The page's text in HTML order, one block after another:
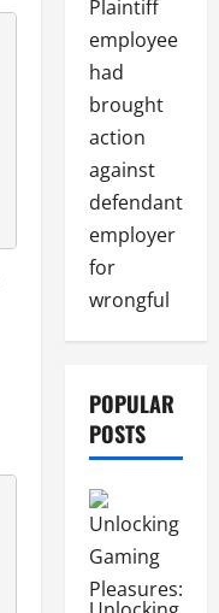
Plaintiff
employee
had
brought
action
against
defendant
employer
for
wrongful
POPULAR
POSTS